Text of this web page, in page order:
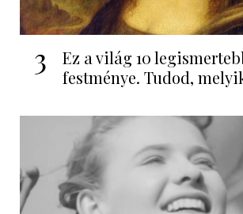
3
Ez a világ 10
festménye. Tudod,